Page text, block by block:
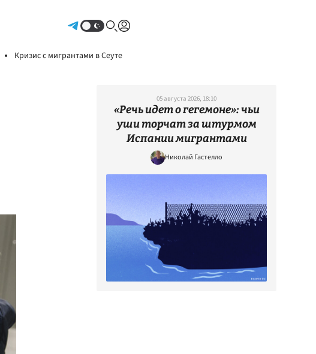
Кризис с мигрантами в Сеуте
05 августа 2026, 18:10
«Речь идет о гегемоне»: чьи
уши торчат за штурмом
Испании мигрантами
Николай Гастелло